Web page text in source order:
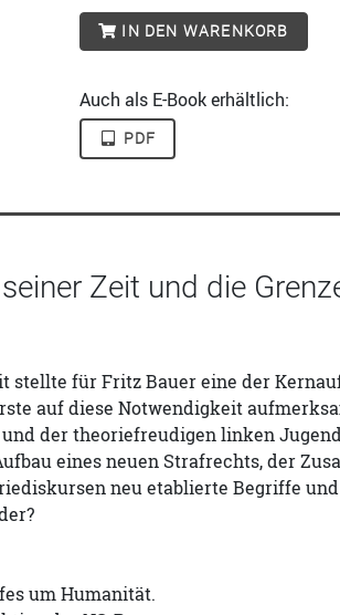
IN DEN WARENKORB
Auch als E-Book erhältlich:
PDF
Zeit und die
stellte für Fritz Bauer eine der
auf diese Notwendigkeit
der theoriefreudigen linken
eines neuen Strafrechts, der
neu etablierte Begriffe
um Humanität.